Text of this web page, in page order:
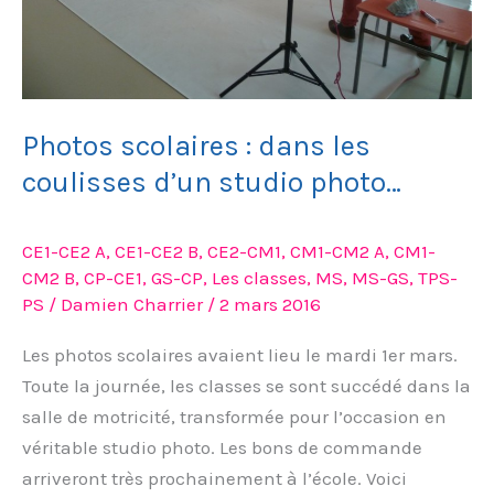
Photos scolaires : dans les
coulisses d’un studio photo…
CE1-CE2 A, CE1-CE2 B, CE2-CM1, CM1-CM2 A, CM1-
CM2 B, CP-CE1, GS-CP, Les classes, MS, MS-GS, TPS-
PS / Damien Charrier / 2 mars 2016
Les photos scolaires avaient lieu le mardi 1er mars.
Toute la journée, les classes se sont succédé dans la
salle de motricité, transformée pour l’occasion en
véritable studio photo. Les bons de commande
arriveront très prochainement à l’école. Voici
photo…